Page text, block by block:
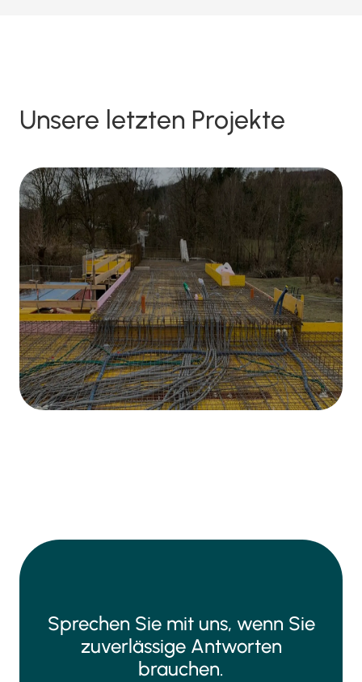
Unsere letzten Projekte
Sprechen Sie mit uns, wenn Sie
zuverlässige Antworten
brauchen.